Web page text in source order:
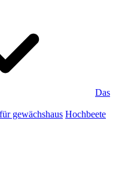
Das
gewächshaus Hochbeete